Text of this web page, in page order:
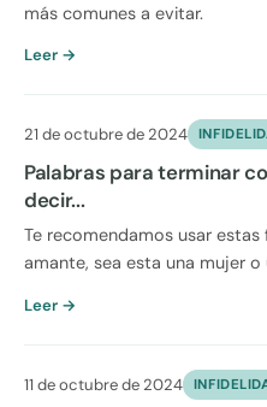
más comunes a evitar.
Leer →
21 de octubre de 2024
Palabras para terminar
decir...
Te recomendamos usar
amante, sea esta una mujer
Leer →
11 de octubre de 2024